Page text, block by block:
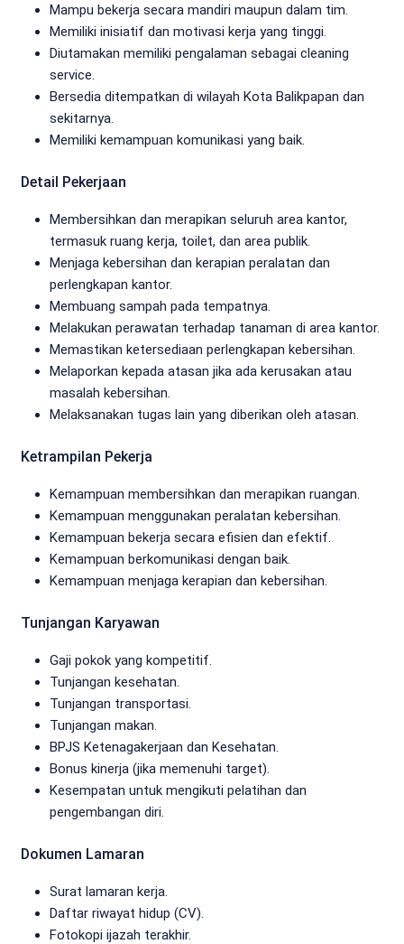
Mampu bekerja secara mandiri maupun dalam tim.
Memiliki inisiatif dan motivasi kerja yang tinggi.
Diutamakan memiliki pengalaman sebagai cleaning
service.
Bersedia ditempatkan di wilayah Kota Balikpapan dan
sekitarnya.
Memiliki kemampuan komunikasi yang baik.
Detail Pekerjaan
Membersihkan dan merapikan seluruh area kantor,
termasuk ruang kerja, toilet, dan area publik.
Menjaga kebersihan dan kerapian peralatan dan
perlengkapan kantor.
Membuang sampah pada tempatnya.
Melakukan perawatan terhadap tanaman di area kantor.
Memastikan ketersediaan perlengkapan kebersihan.
Melaporkan kepada atasan jika ada kerusakan atau
masalah kebersihan.
Melaksanakan tugas lain yang diberikan oleh atasan.
Ketrampilan Pekerja
Kemampuan membersihkan dan merapikan ruangan.
Kemampuan menggunakan peralatan kebersihan.
Kemampuan bekerja secara efisien dan efektif.
Kemampuan berkomunikasi dengan baik.
Kemampuan menjaga kerapian dan kebersihan.
Tunjangan Karyawan
Gaji pokok yang kompetitif.
Tunjangan kesehatan.
Tunjangan transportasi.
Tunjangan makan.
BPJS Ketenagakerjaan dan Kesehatan.
Bonus kinerja (jika memenuhi target).
Kesempatan untuk mengikuti pelatihan dan
pengembangan diri.
Dokumen Lamaran
Surat lamaran kerja.
Daftar riwayat hidup (CV).
Fotokopi ijazah terakhir.